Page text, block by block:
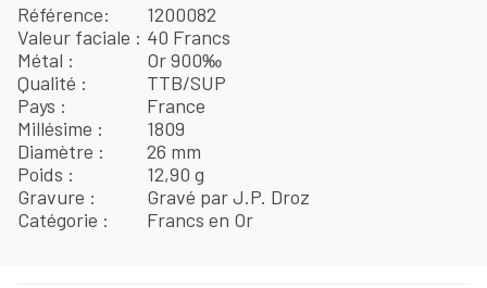
Référence
1200082
Valeur faciale
40 Francs
Métal
Or 900‰
Qualité
TTB/SUP
Pays
France
Millésime
1809
Diamètre
26 mm
Poids
12,90 g
Gravure
Gravé par J.P. Droz
Catégorie
Francs en Or